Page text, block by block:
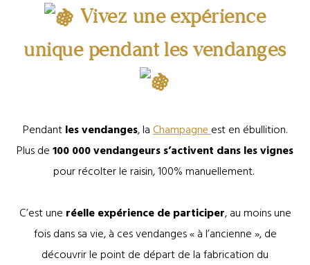
Vivez une expérience
unique pendant les vendanges
Pendantles vendanges, laChampagneest en ébullition.
Plus de100 000 vendangeurs s’activent dans les vignes
pour récolter le raisin, 100% manuellement.
C’est une réelle expérience de participer, au moins une
fois dans sa vie, à ces vendanges « à l’ancienne », de
découvrir le point de départ de la fabrication du